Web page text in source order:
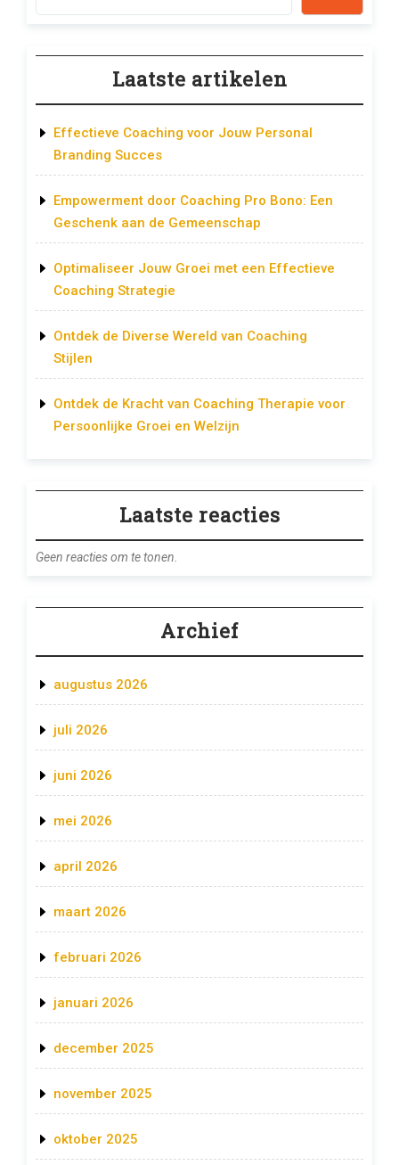
Laatste artikelen
Effectieve Coaching voor Jouw Personal
Branding Succes
Empowerment door Coaching Pro Bono: Een
Geschenk aan de Gemeenschap
Optimaliseer Jouw Groei met een Effectieve
Coaching Strategie
Ontdek de Diverse Wereld van Coaching
Stijlen
Ontdek de Kracht van Coaching Therapie voor
Persoonlijke Groei en Welzijn
Laatste reacties
Geen reacties om te tonen.
Archief
augustus 2026
juli 2026
juni 2026
mei 2026
april 2026
maart 2026
februari 2026
januari 2026
december 2025
november 2025
oktober 2025